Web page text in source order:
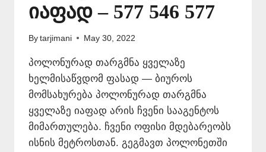
იაფად – 577 546 577
By tarjimani May 30, 2022
პოლონურად თარგმნა ყველაზე
ხელმისაწვდომ ფასად — ბიუროს
მომსახურება პოლონურად თარგმნა
ყველაზე იაფად არის ჩვენი სააგენტოს
მიმართულება. ჩვენი ოფისი მდებარეობს
ისნის მეტროსთან. გეგმავთ პოლონეთში